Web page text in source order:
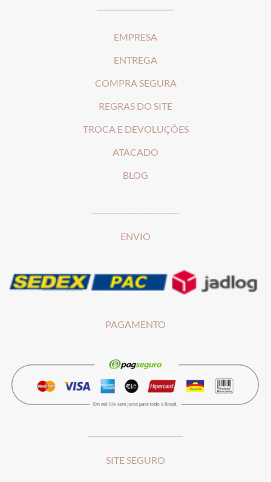
EMPRESA
ENTREGA
COMPRA SEGURA
REGRAS DO SITE
TROCA E DEVOLUÇÕES
ATACADO
BLOG
ENVIO
PAGAMENTO
SITE SEGURO